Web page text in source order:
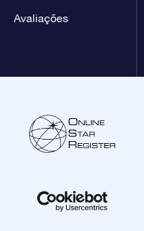
Avaliações
Atendimento ao cliente: